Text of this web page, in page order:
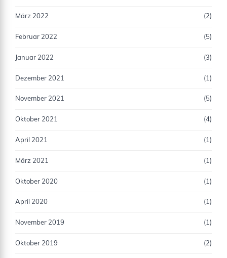
März 2022 (2)
Februar 2022 (5)
Januar 2022 (3)
Dezember 2021 (1)
November 2021 (5)
Oktober 2021 (4)
April 2021 (1)
März 2021 (1)
Oktober 2020 (1)
April 2020 (1)
November 2019 (1)
Oktober 2019 (2)